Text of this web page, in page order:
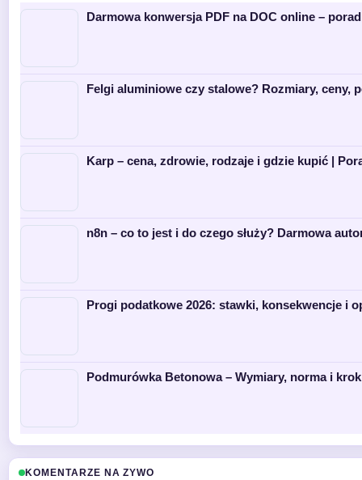
Darmowa konwersja PDF na DOC online –
Felgi aluminiowe czy stalowe? Rozmiary, ceny,
Karp – cena, zdrowie, rodzaje i gdzie kupić |
n8n – co to jest i do czego służy? Darmowa
Progi podatkowe 2026: stawki, konsekwencje i
Podmurówka Betonowa – Wymiary, norma i
KOMENTARZE NA ZYWO